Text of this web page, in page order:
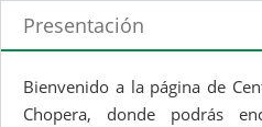
Presentación
Bienvenido a la página de
Chopera, donde podrás